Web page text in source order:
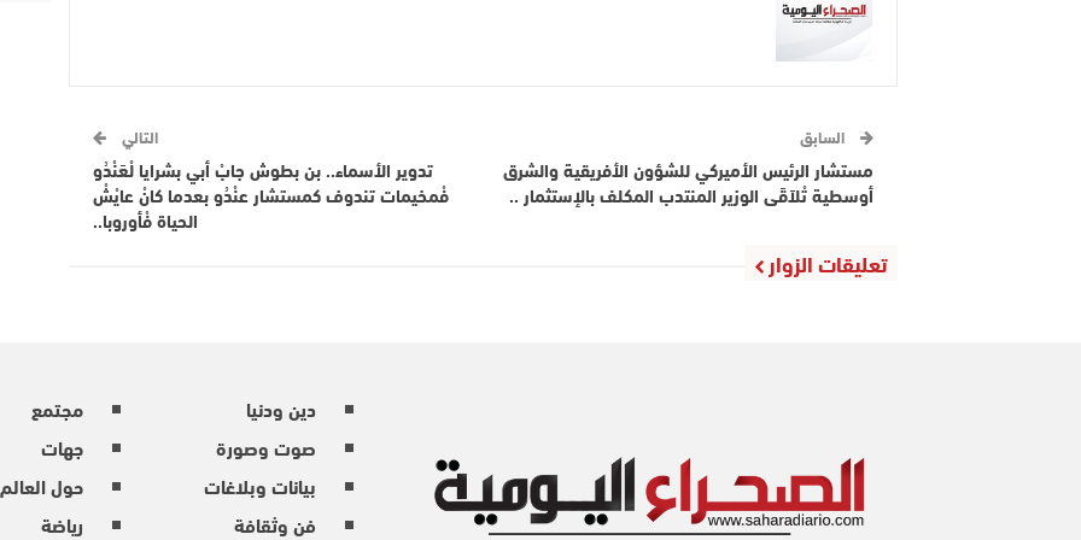
السابق
مستشار الرئيس الأميركي للشؤون الأفريقية والشرق
أوسطية تْلاَقَى الوزير المنتدب المكلف بالإستثمار ..
التالي
تدوير الأسماء.. بن بطوش جابْ أبي بشرايا لْعَنْدُو
فْمخيمات تندوف كمستشار عنْدُو بعدما كانْ عايْشْ
الحياة فْأوروبا..
تعليقات الزوار
دين ودنيا
صوت وصورة
بيانات وبلاغات
فن وثقافة
مجتمع
جهات
حول العالم
رياضة